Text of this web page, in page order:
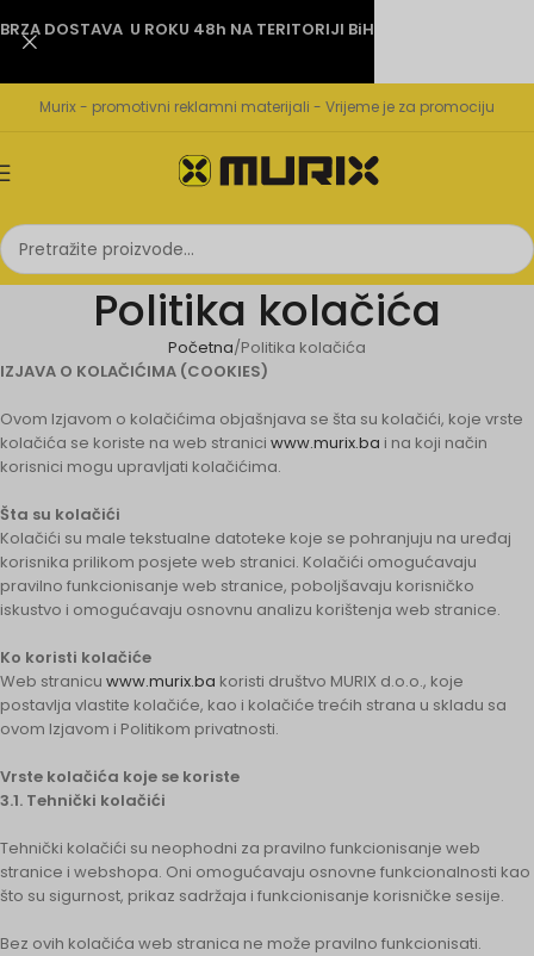
Murix - promotivni reklamni materijali - Vrijeme je za promociju
Politika kolačića
Početna Politika kolačića
IZJAVA O KOLAČIĆIMA (COOKIES)
Ovom Izjavom o kolačićima objašnjava se šta su kolačići, koje vrste
kolačića se koriste na web stranici www.murix.ba i na koji način
korisnici mogu upravljati kolačićima.
Šta su kolačići
Kolačići su male tekstualne datoteke koje se pohranjuju na uređaj
korisnika prilikom posjete web stranici. Kolačići omogućavaju
pravilno funkcionisanje web stranice, poboljšavaju korisničko
iskustvo i omogućavaju osnovnu analizu korištenja web stranice.
Ko koristi kolačiće
Web stranicu www.murix.ba koristi društvo MURIX d.o.o., koje
postavlja vlastite kolačiće, kao i kolačiće trećih strana u skladu sa
ovom Izjavom i Politikom privatnosti.
Vrste kolačića koje se koriste
3.1. Tehnički kolačići
Tehnički kolačići su neophodni za pravilno funkcionisanje web
stranice i webshopa. Oni omogućavaju osnovne funkcionalnosti kao
što su sigurnost, prikaz sadržaja i funkcionisanje korisničke sesije.
Bez ovih kolačića web stranica ne može pravilno funkcionisati.
BRZA DOSTAVA U ROKU 48h NA TERITORIJI BiH